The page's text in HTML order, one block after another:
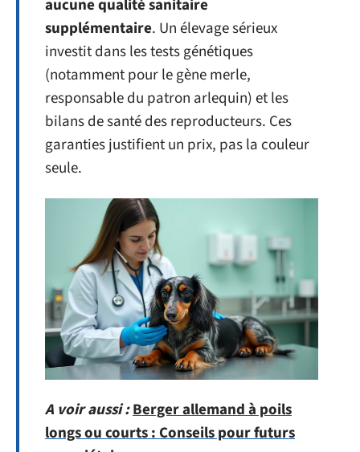
aucune qualité sanitaire
supplémentaire. Un élevage sérieux
investit dans les tests génétiques
(notamment pour le gène merle,
responsable du patron arlequin) et les
bilans de santé des reproducteurs. Ces
garanties justifient un prix, pas la couleur
seule.
A voir aussi :Berger allemand à poils
longs ou courts : Conseils pour futurs